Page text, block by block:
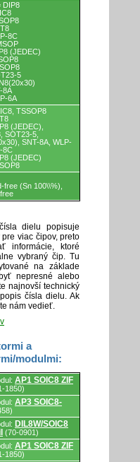
DIP8
8C
(JEDEC)
5
8A
6A
TSSOP8
(JEDEC),
SOT23-5,
SNT-8A, WLP-
8C
(JEDEC)
free (Sn 100\\%),
dielu popisuje
viac čipov, preto
informácie, ktoré
vybraný čip. Tu
na základe
nepresné alebo
najnovší technický
čísla dielu. Ak
nám vedieť.
a
modulmi:
AP1 SOIC8 ZIF
1850)
AP3 SOIC8-
DIL8W/SOIC8
(70-0901)
AP1 SOIC8 ZIF
1850)